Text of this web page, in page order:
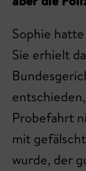
Sophie
Sie erhielt
Probefahrt
mit
wurde, der